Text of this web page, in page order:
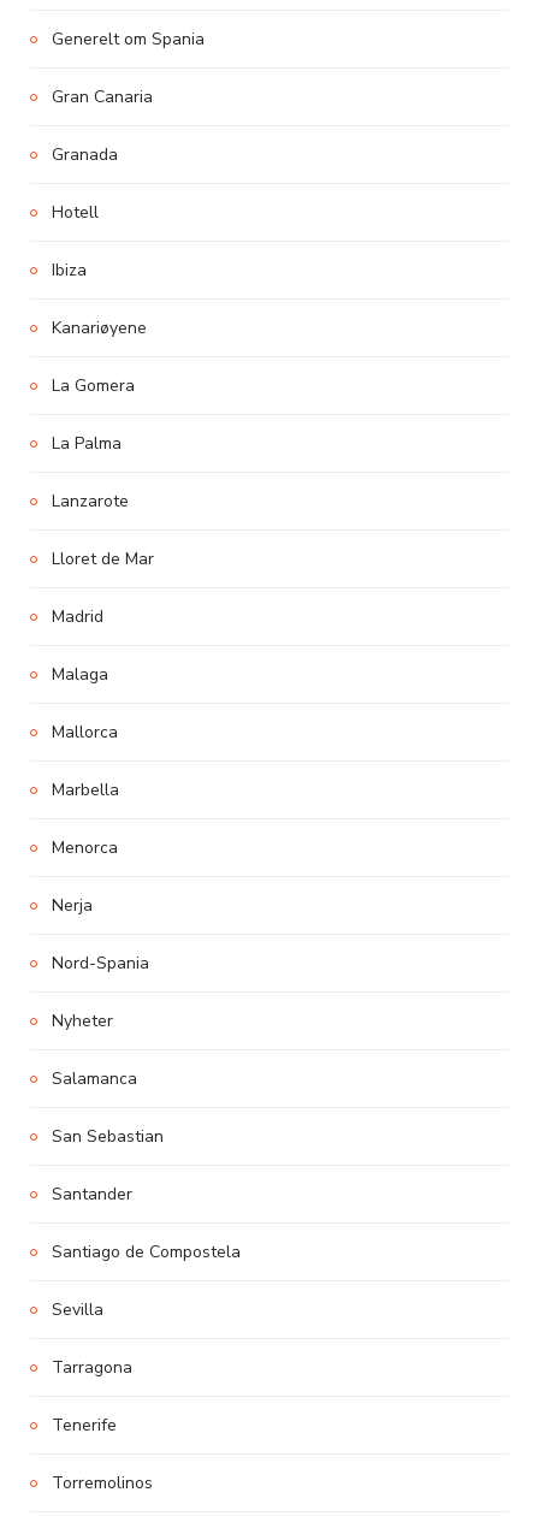
Generelt om Spania
Gran Canaria
Granada
Hotell
Ibiza
Kanariøyene
La Gomera
La Palma
Lanzarote
Lloret de Mar
Madrid
Malaga
Mallorca
Marbella
Menorca
Nerja
Nord-Spania
Nyheter
Salamanca
San Sebastian
Santander
Santiago de Compostela
Sevilla
Tarragona
Tenerife
Torremolinos